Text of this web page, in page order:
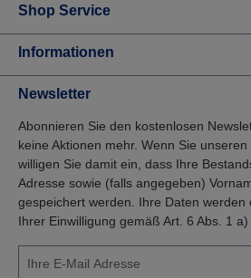
Shop Service
Informationen
Newsletter
Abonnieren Sie den kostenlosen
keine Aktionen mehr. Wenn Sie
willigen Sie damit ein, dass Ihre
Adresse sowie (falls angegeben)
gespeichert werden. Ihre Daten werden
Ihrer Einwilligung gemäß Art. 6 Abs. 1